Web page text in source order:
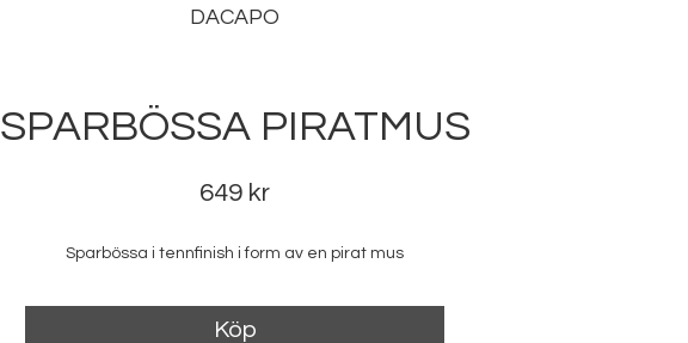
DACAPO
SPARBÖSSA PIRATMUS
649 kr
Sparbössa i tennfinish i form av en pirat mus
Köp